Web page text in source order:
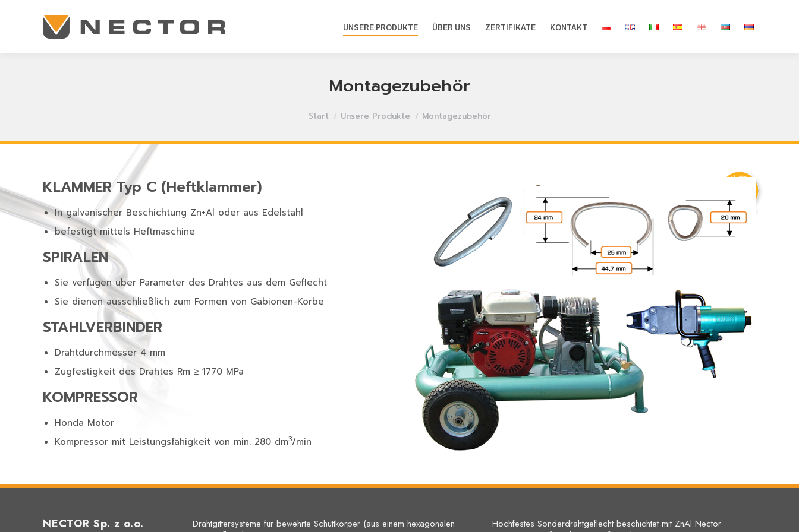
UNSERE PRODUKTE ÜBER UNS ZERTIFIKATE KONTAKT
Montagezubehör
Start Unsere Produkte Montagezubehör
KLAMMER Typ C (Heftklammer)
In galvanischer Beschichtung Zn+Al oder aus Edelstahl
befestigt mittels Heftmaschine
SPIRALEN
Sie verfügen über Parameter des Drahtes aus dem Geflecht
Sie dienen ausschließlich zum Formen von Gabionen-Körbe
STAHLVERBINDER
Drahtdurchmesser 4 mm
Zugfestigkeit des Drahtes Rm ≥ 1770 MPa
KOMPRESSOR
Honda Motor
Kompressor mit Leistungsfähigkeit von min. 280 dm3/min
NECTOR Sp. z o.o.
Drahtgittersysteme für bewehrte Schüttkörper (aus einem hexagonalen
Hochfestes Sonderdrahtgeflecht beschichtet mit ZnAl Nector